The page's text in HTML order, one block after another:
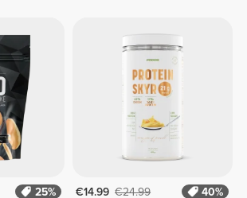
25%
€14.99 €24.99
40%